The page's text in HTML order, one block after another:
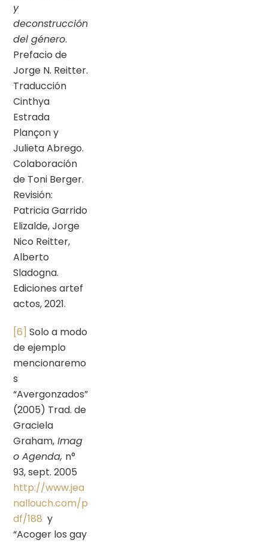
y
deconstrucción
del género.
Prefacio de
Jorge N. Reitter.
Traducción
Cinthya
Estrada
Plançon y
Julieta Abrego.
Colaboración
de Toni Berger.
Revisión:
Patricia Garrido
Elizalde, Jorge
Nico Reitter,
Alberto
Sladogna.
Ediciones artef
actos, 2021.
[6] Solo a modo
de ejemplo
mencionaremo
s
“Avergonzados”
(2005) Trad. de
Graciela
Graham, Imag
o Agenda, n°
93, sept. 2005
http://www.jea
nallouch.com/p
df/188 y
“Acoger los gay